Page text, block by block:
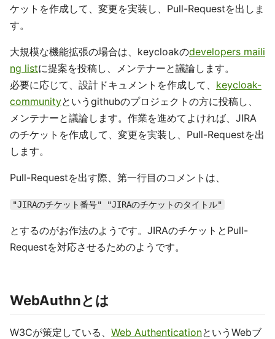
ケットを作成して、変更を実装し、Pull-Requestを出しま
す。
大規模な機能拡張の場合は、keycloakのdevelopers maili
ng listに提案を投稿し、メンテナーと議論します。
必要に応じて、設計ドキュメントを作成して、 keycloak-
communityというgithubのプロジェクトの方に投稿し、
メンテナーと議論します。作業を進めてよければ、JIRA
のチケットを作成して、変更を実装し、Pull-Requestを出
します。
Pull-Requestを出す際、第一行目のコメントは、
"JIRAのチケット番号" "JIRAのチケットのタイトル"
とするのがお作法のようです。JIRAのチケットとPull-
Requestを対応させるためのようです。
WebAuthnとは
W3Cが策定している、 Web AuthenticationというWebブ